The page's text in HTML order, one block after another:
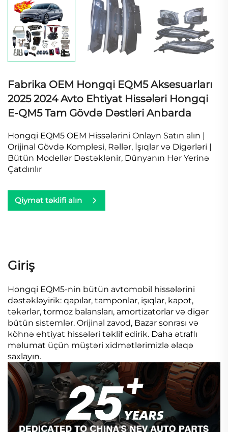
Fabrika OEM Hongqi EQM5 Aksesuarları
2025 2024 Avto Ehtiyat Hissələri Hongqi
E-QM5 Tam Gövdə Dəstləri Anbarda
Hongqi EQM5 OEM Hissələrini Onlayn Satın alın |
Orijinal Gövdə Komplesi, Rəllər, İşıqlar və Digərləri |
Bütün Modellər Dəstəklənir, Dünyanın Hər Yerinə
Çatdırılır
Qiymət təklifi alın
Giriş
Hongqi EQM5-nin bütün avtomobil hissələrini
dəstəkləyirik: qapılar, tamponlar, işıqlar, kapot,
təkərlər, tormoz balansları, amortizatorlar və digər
bütün sistemlər. Orijinal zavod, Bazar sonrası və
köhnə ehtiyat hissələri təklif edirik. Daha ətraflı
məlumat üçün müştəri xidmətlərimizlə əlaqə
saxlayın.